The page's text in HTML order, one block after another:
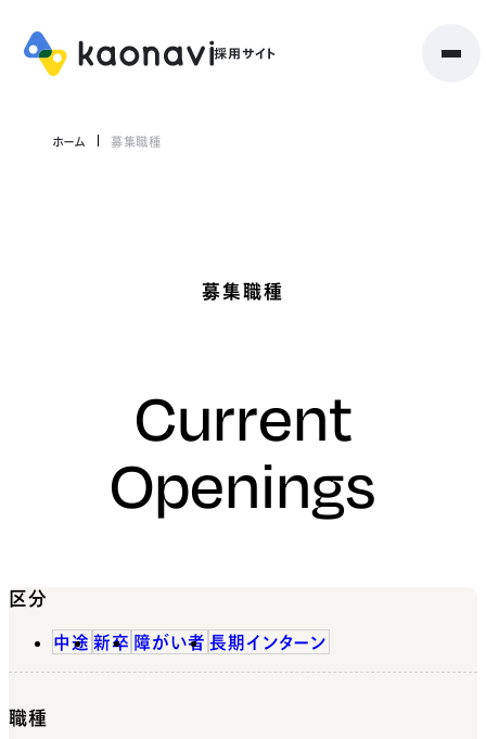
ホーム 募集職種
募集職種
Current
Openings
区分
中途 新卒 障がい者 長期インターン
職種